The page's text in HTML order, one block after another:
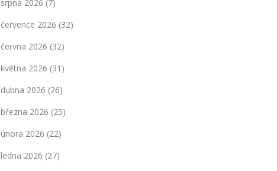
srpna 2026 (7)
července 2026 (32)
června 2026 (32)
května 2026 (31)
dubna 2026 (26)
března 2026 (25)
února 2026 (22)
ledna 2026 (27)